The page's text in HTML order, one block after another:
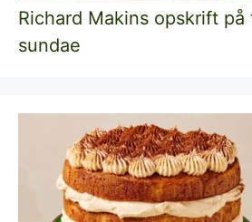
Richard Makins opskrift på
sundae